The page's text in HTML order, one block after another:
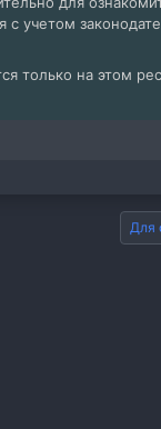
с учетом
только на этом
Для